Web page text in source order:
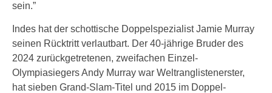
sein.”
Indes hat der schottische Doppelspezialist Jamie Murray
seinen Rücktritt verlautbart. Der 40-jährige Bruder des
2024 zurückgetretenen, zweifachen Einzel-
Olympiasiegers Andy Murray war Weltranglistenerster,
hat sieben Grand-Slam-Titel und 2015 im Doppel-